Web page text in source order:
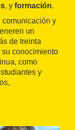
, y formación.
comunicación y
un
de treinta
su conocimiento
como
y